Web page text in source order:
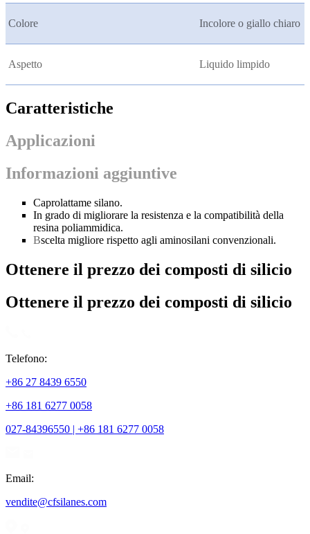
Colore Incolore o giallo chiaro
Aspetto Liquido limpido
Caratteristiche
Applicazioni
Informazioni aggiuntive
Caprolattame silano.
In grado di migliorare la resistenza e la compatibilità della
resina poliammidica.
Bscelta migliore rispetto agli aminosilani convenzionali.
Ottenere il prezzo dei composti di silicio
Ottenere il prezzo dei composti di silicio
Telefono:
+86 27 8439 6550
+86 181 6277 0058
027-84396550 | +86 181 6277 0058
Email:
vendite@cfsilanes.com